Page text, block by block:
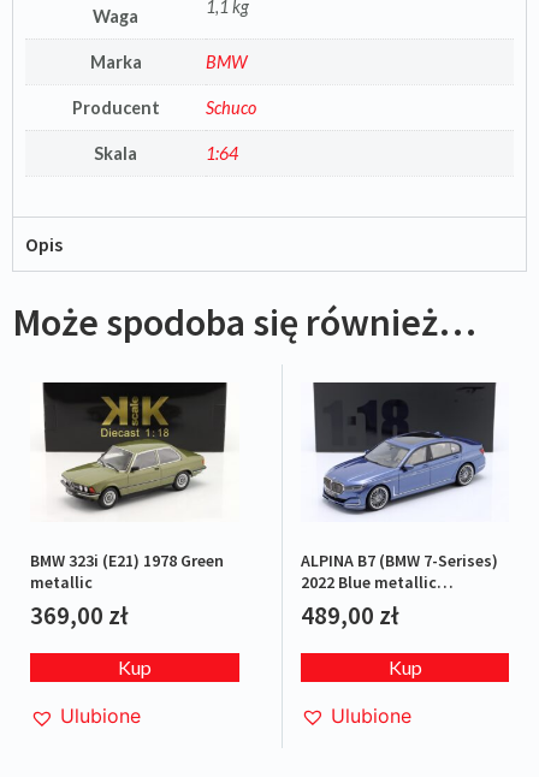
Waga 1,1 kg
Marka BMW
Producent Schuco
Skala 1:64
Opis
Może spodoba się również…
BMW 323i (E21) 1978 Green
metallic
369,00 zł
Kup
Ulubione
ALPINA B7 (BMW 7-Serises)
2022 Blue metallic
L.E.1/1500
489,00 zł
Kup
Ulubione